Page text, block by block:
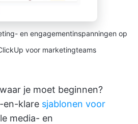
en engagementinspanningen op
voor marketingteams
je moet beginnen?
en-klare sjablonen voor
media- en